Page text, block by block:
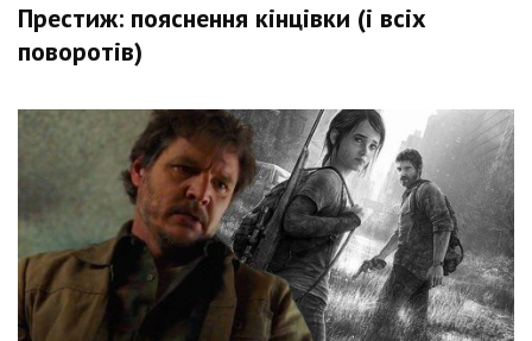
Престиж: пояснення кінцівки (і всіх
поворотів)